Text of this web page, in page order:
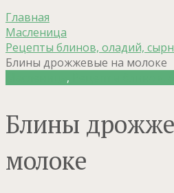
Главная
Масленица
Рецепты блинов, оладий,
Блины дрожжевые на молоке
,
Блины
молоке